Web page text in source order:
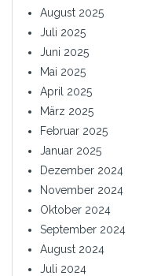
August 2025
Juli 2025
Juni 2025
Mai 2025
April 2025
März 2025
Februar 2025
Januar 2025
Dezember 2024
November 2024
Oktober 2024
September 2024
August 2024
Juli 2024